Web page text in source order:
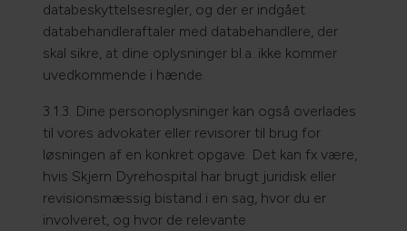
databeskyttelsesregler, og der er indgået
databehandleraftaler med databehandlere, der
skal sikre, at dine oplysninger bl.a. ikke kommer
uvedkommende i hænde.
3.1.3. Dine personoplysninger kan også overlades
til vores advokater eller revisorer til brug for
løsningen af en konkret opgave. Det kan fx være,
hvis Skjern Dyrehospital har brugt juridisk eller
revisionsmæssig bistand i en sag, hvor du er
involveret, og hvor de relevante